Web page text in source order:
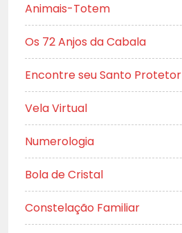
Animais-Totem
Os 72 Anjos da Cabala
Encontre seu Santo Protetor
Vela Virtual
Numerologia
Bola de Cristal
Constelação Familiar